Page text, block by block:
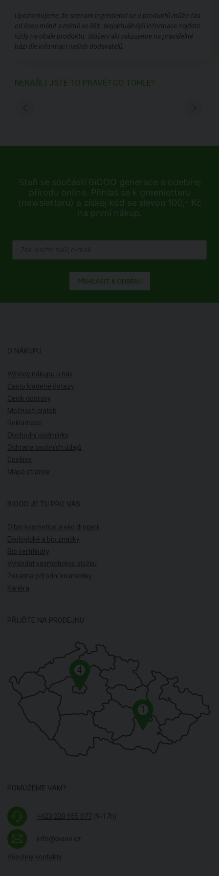
Upozorňujeme, že seznam ingrediencí se u produktů může čas
od času měnit a mírně se lišit. Nejaktuálnější informace najdete
vždy na obale produktu. Složení aktualizujeme na pravidelné
bázi dle informací našich dodavatelů.
NENAŠLI JSTE TO PRAVÉ? CO TOHLE?
Staň se součástí BiOOO generace a odebírej
přírodu online. Přihlaš se k greenletteru
(newsletteru) a získej kód se slevou 100,- Kč
na první nákup.
PŘIHLÁSIT K ODBĚRU
O NÁKUPU
Výhody nákupu u nás
Často kladené dotazy
Ceník dopravy
Možnosti plateb
Reklamace
Obchodní podmínky
Ochrana osobních údajů
Cookies
Mapa stránek
BIOOO JE TU PRO VÁS
O bio kosmetice a eko drogerii
Ekologické a bio značky
Bio certifikáty
Vyhledat kosmetickou složku
Poradna přírodní kosmetiky
Kariéra
PŘIJĎTE NA PRODEJNU
1
4
POMŮŽEME VÁM?
+420 220 555 077 (9-17h)
info@biooo.cz
Všechny kontakty